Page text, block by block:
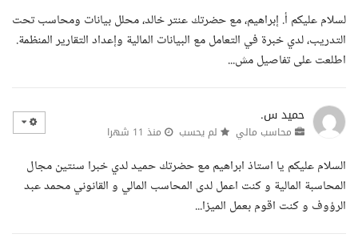
لسلام عليكم أ. إبراهيم، مع حضرتك عنتر خالد، محلل بيانات ومحاسب تحت
التدريب، لدي خبرة في التعامل مع البيانات المالية وإعداد التقارير المنظمة.
اطلعت على تفاصيل مش...
حميد س.
محاسب مالي لم يحسب منذ 11 شهرا
السلام عليكم يا استاذ ابراهيم مع حضرتك حميد لدي خبرا سنتين مجال
المحاسبة المالية و كنت اعمل لدى المحاسب المالي و القانوني محمد عبد
الرؤوف و كنت اقوم بعمل الميزا...